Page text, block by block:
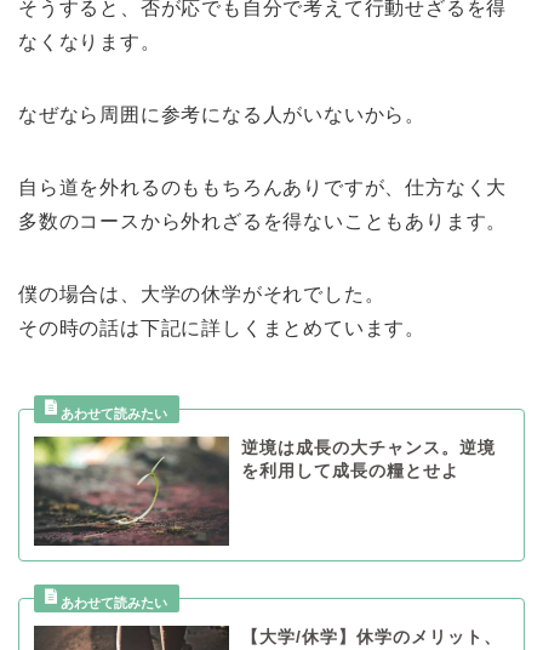
そうすると、否が応でも自分で考えて行動せざるを得
なくなります。
なぜなら周囲に参考になる人がいないから。
自ら道を外れるのももちろんありですが、仕方なく大
多数のコースから外れざるを得ないこともあります。
僕の場合は、大学の休学がそれでした。
その時の話は下記に詳しくまとめています。
逆境は成長の大チャンス。逆境
を利用して成長の糧とせよ
【大学/休学】休学のメリット、